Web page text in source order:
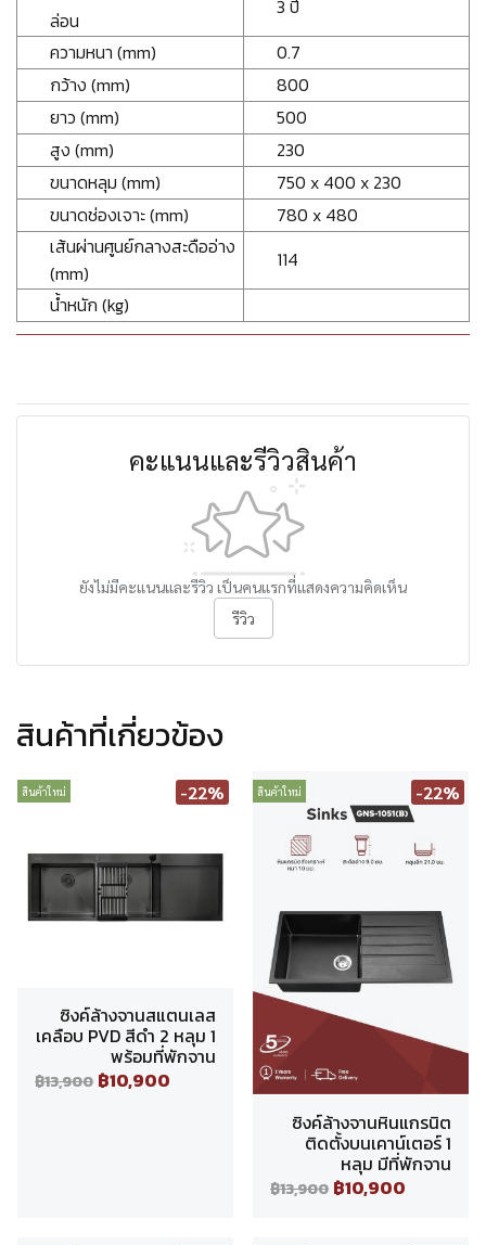
ล่อน
3 ปี
ความหนา (mm)
0.7
กว้าง (mm)
800
ยาว (mm)
500
สูง (mm)
230
ขนาดหลุม (mm)
750 x 400 x 230
ขนาดช่องเจาะ (mm)
780 x 480
เส้นผ่านศูนย์กลางสะดืออ่าง
(mm)
114
น้ำหนัก (kg)
คะแนนและรีวิวสินค้า
ยังไม่มีคะแนนและรีวิว เป็นคนแรกที่แสดงความคิดเห็น
รีวิว
สินค้าที่เกี่ยวข้อง
สินค้าใหม่ -22%
ซิงค์ล้างจานสแตนเลส
เคลือบ PVD สีดำ 2 หลุม 1
พร้อมที่พักจาน
฿13,900 ฿10,900
สินค้าใหม่ -22%
ซิงค์ล้างจานหินแกรนิต
ติดตั้งบนเคาน์เตอร์ 1
หลุม มีที่พักจาน
฿13,900 ฿10,900